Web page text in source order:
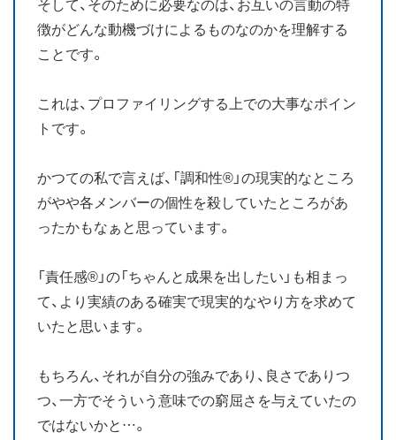
徴がどんな動機づけによるものなのかを理解する
ことです。
これは、プロファイリングする上での大事なポイン
トです。
かつての私で言えば、「調和性®」の現実的なところ
がやや各メンバーの個性を殺していたところがあ
ったかもなぁと思っています。
「責任感®」の「ちゃんと成果を出したい」も相まっ
て、より実績のある確実で現実的なやり方を求めて
いたと思います。
もちろん、それが自分の強みであり、良さでありつ
つ、一方でそういう意味での窮屈さを与えていたの
ではないかと…。